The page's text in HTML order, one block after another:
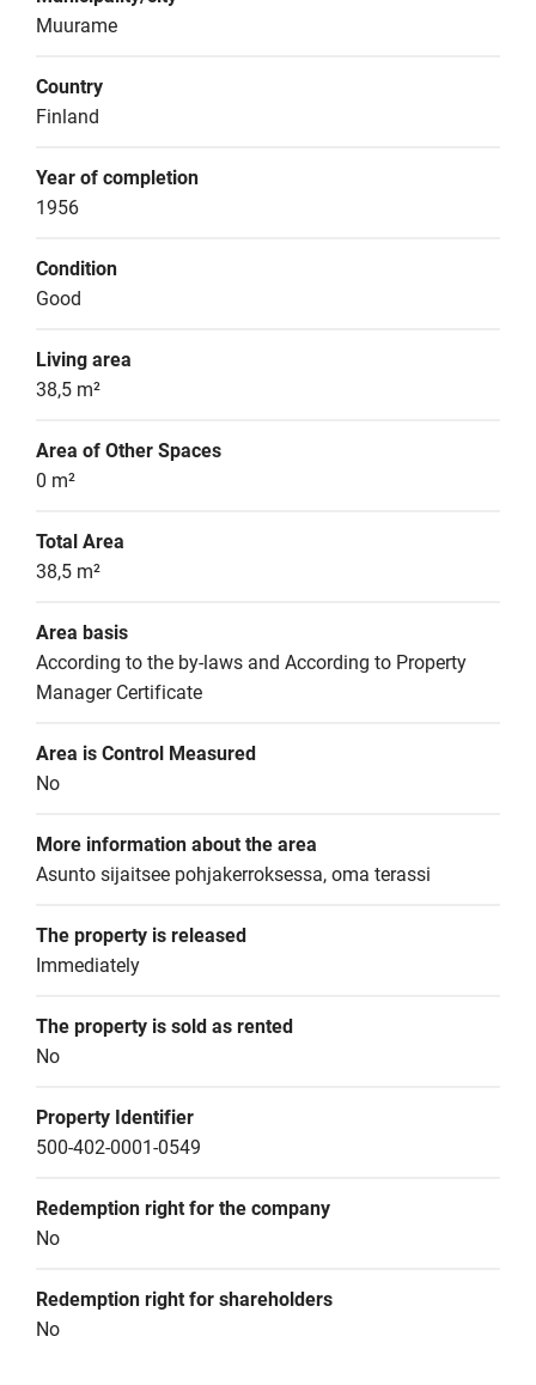
Muurame
Country
Finland
Year of completion
1956
Condition
Good
Living area
38,5 m²
Area of Other Spaces
0 m²
Total Area
38,5 m²
Area basis
According to the by-laws and According to Property
Manager Certificate
Area is Control Measured
No
More information about the area
Asunto sijaitsee pohjakerroksessa, oma terassi
The property is released
Immediately
The property is sold as rented
No
Property Identifier
500-402-0001-0549
Redemption right for the company
No
Redemption right for shareholders
No